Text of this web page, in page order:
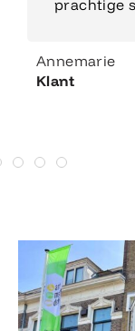
prachtige
Annemarie
Klant